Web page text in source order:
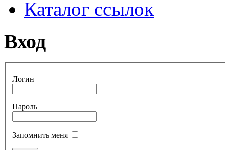
Каталог ссылок
Вход
Логин
Пароль
Запомнить меня